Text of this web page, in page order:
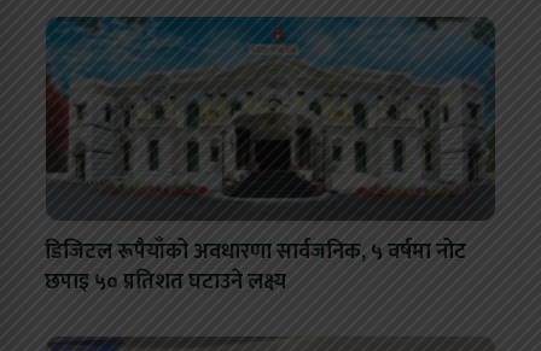
डिजिटल रूपैयाँको अवधारणा सार्वजनिक, ५ वर्षमा नोट
छपाइ ५० प्रतिशत घटाउने लक्ष्य